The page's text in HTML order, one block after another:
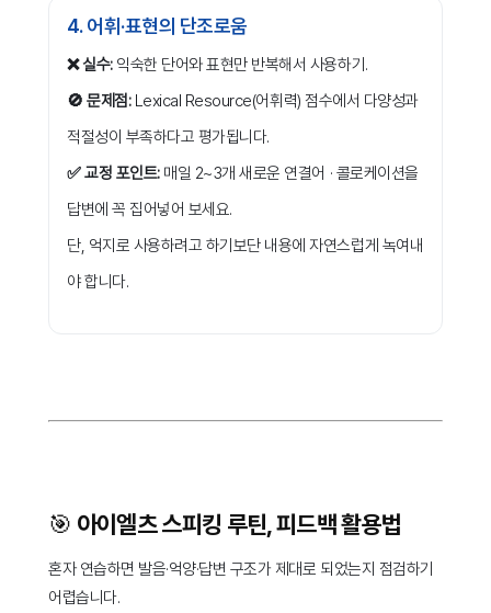
4. 어휘·표현의 단조로움
❌ 실수:익숙한 단어와 표현만 반복해서 사용하기.
🚫 문제점:Lexical Resource(어휘력) 점수에서 다양성과
적절성이 부족하다고 평가됩니다.
✅ 교정 포인트:매일 2~3개 새로운 연결어 · 콜로케이션을
답변에 꼭 집어넣어 보세요.
단, 억지로 사용하려고 하기보단 내용에 자연스럽게 녹여내
야 합니다.
🎯 아이엘츠 스피킹 루틴, 피드백 활용법
혼자 연습하면 발음·억양·답변 구조가 제대로 되었는지 점검하기
어렵습니다.